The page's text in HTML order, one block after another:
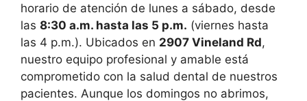
horario de atención de lunes a sábado, desde
las 8:30 a.m. hasta las 5 p.m. (viernes hasta
las 4 p.m.). Ubicados en 2907 Vineland Rd,
nuestro equipo profesional y amable está
comprometido con la salud dental de nuestros
pacientes. Aunque los domingos no abrimos,